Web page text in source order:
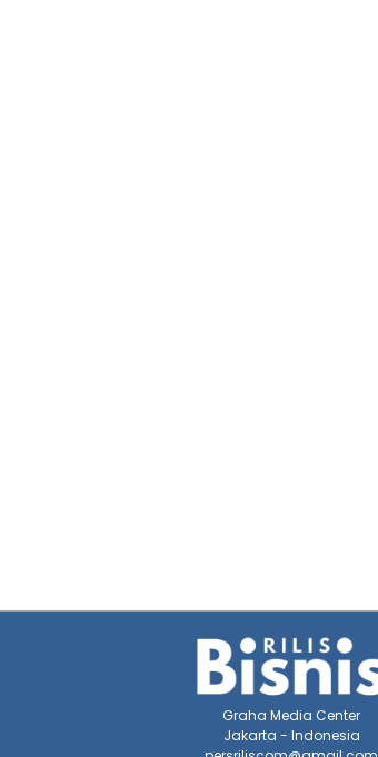
Graha Media Center
Jakarta - Indonesia